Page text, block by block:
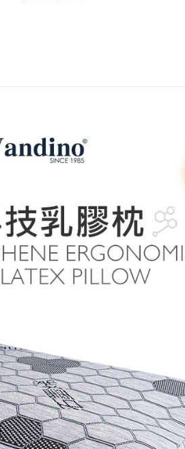
２．關於個人資料處理事宜，請瀏覽以下網
https://aftee.tw/terms/#terms3
３．未成年的使用者請事先徵得法定代理人
「AFTEE先享後付」，若未經同意申辦者引
４．使用「AFTEE先享後付」時，將依據個
即時審查核予不同之上限額度；若仍有額度
結果請求用戶進行身份認證。
５．嚴禁一人註冊多個帳號或使用他人資訊
形，恩沛科技股份有限公司將有權停止該用